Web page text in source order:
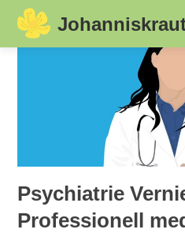
Skip
Psychiatrie
Professionell